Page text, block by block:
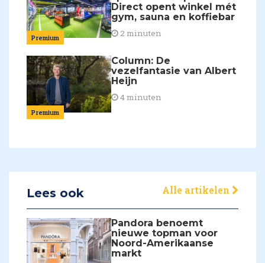
Premium
Direct opent winkel mét
gym, sauna en koffiebar
2 minuten
Premium
Column: De
vezelfantasie van Albert
Heijn
4 minuten
Lees ook Alle artikelen
Pandora benoemt
nieuwe topman voor
Noord-Amerikaanse
markt